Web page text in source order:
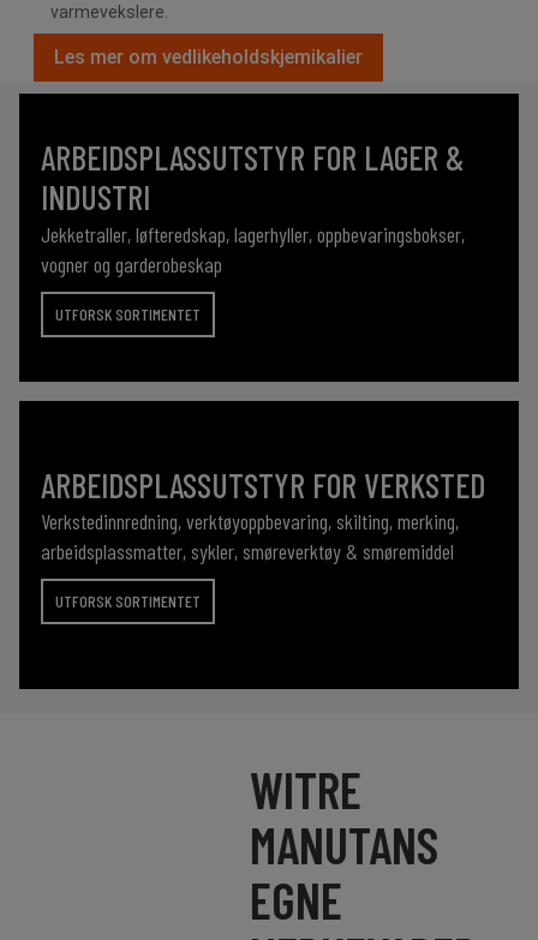
varmevekslere.
Les mer om vedlikeholdskjemikalier
ARBEIDSPLASSUTSTYR FOR LAGER &
INDUSTRI
Jekketraller, løfteredskap, lagerhyller, oppbevaringsbokser,
vogner og garderobeskap
UTFORSK SORTIMENTET
ARBEIDSPLASSUTSTYR FOR VERKSTED
Verkstedinnredning, verktøyoppbevaring, skilting, merking,
arbeidsplassmatter, sykler, smøreverktøy & smøremiddel
UTFORSK SORTIMENTET
WITRE
MANUTANS
EGNE